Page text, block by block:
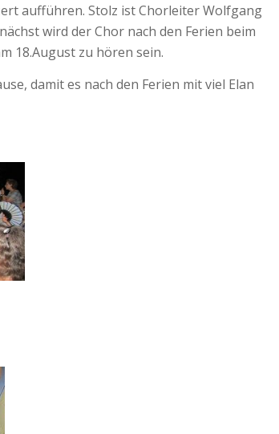
aufführen. Stolz ist Chorleiter Wolfgang
wird der Chor nach den Ferien beim
18.August zu hören sein.
damit es nach den Ferien mit viel Elan